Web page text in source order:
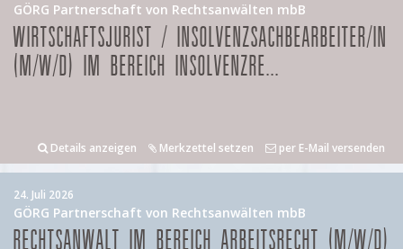
GÖRG Partnerschaft von Rechtsanwälten mbB
WIRTSCHAFTSJURIST / INSOLVENZSACHBEARBEITER/IN
(M/W/D) IM BEREICH INSOLVENZRE...
Details anzeigen Merkzettel setzen per E-Mail versenden
24. Juli 2026
GÖRG Partnerschaft von Rechtsanwälten mbB
RECHTSANWALT IM BEREICH ARBEITSRECHT (M/W/D)